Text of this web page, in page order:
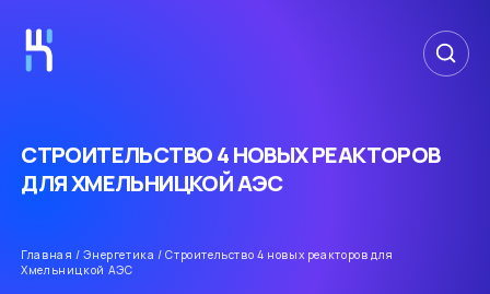
СТРОИТЕЛЬСТВО 4 НОВЫХ РЕАКТОРОВ
ДЛЯ ХМЕЛЬНИЦКОЙ АЭС
Главная /Энергетика /Строительство 4 новых реакторов для
Хмельницкой АЭС